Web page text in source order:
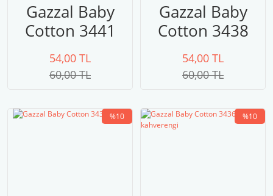
Gazzal Baby
Cotton 3441
54,00 TL
60,00 TL
Gazzal Baby
Cotton 3438
54,00 TL
60,00 TL
%10 %10